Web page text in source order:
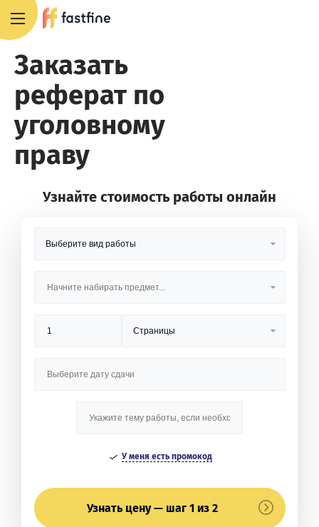
Заказать
реферат по
уголовному
праву
Узнайте стоимость работы онлайн
У меня есть промокод
Узнать цену — шаг 1 из 2